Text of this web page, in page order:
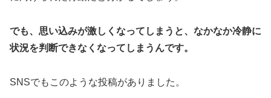
でも、思い込みが激しくなってしまうと、なかなか冷静に
状況を判断できなくなってしまうんです。
SNSでもこのような投稿がありました。